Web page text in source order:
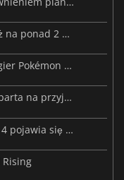
Resident Evil: Veronica znalazł się już na ponad 2 milionach list życzeń
Beast of Reincarnation: twórcy serii gier Pokémon wkraczają na nową ścieżkę
Big Walk już w sprzedaży – podróż oparta na przyjaźni
W Warhammer 40,000: Dawn of War 4 pojawia się frakcja Nekronów
Rising